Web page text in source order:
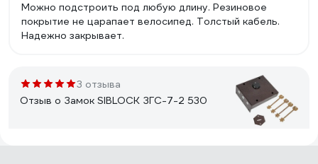
Можно подстроить под любую длину. Резиновое
покрытие не царапает велосипед. Толстый кабель.
Надежно закрывает.
3 отзыва
Отзыв о Замок SIBLOCK ЗГС-7-2 530